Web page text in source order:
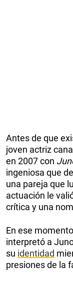
Antes de que
joven actriz
en 2007 con
ingeniosa que
una pareja que
actuación le
crítica y una
En ese
interpretó a
su identidad
presiones de la